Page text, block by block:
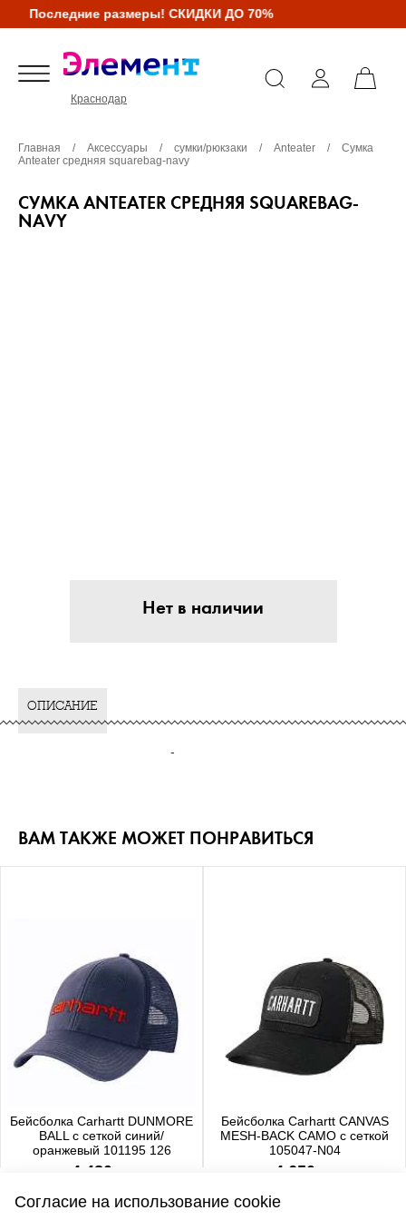
Последние размеры! СКИДКИ ДО 70%
Краснодар
Главная / Аксессуары / сумки/рюкзаки / Anteater /
Сумка
Anteater средняя squarebag-navy
СУМКА ANTEATER СРЕДНЯЯ SQUAREBAG-
NAVY
Нет в наличии
ОПИСАНИЕ
-
ВАМ ТАКЖЕ МОЖЕТ ПОНРАВИТЬСЯ
Бейсболка Carhartt DUNMORE
BALL с сеткой синий/
оранжевый 101195 126
4 480 р.
Бейсболка Carhartt CANVAS
MESH-BACK CAMO с сеткой
105047-N04
4 650 р.
Согласие на использование cookie